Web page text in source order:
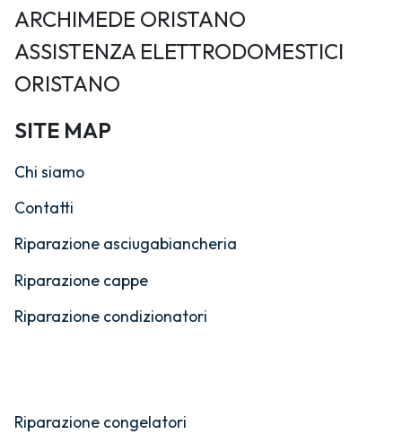
ARCHIMEDE ORISTANO
ASSISTENZA ELETTRODOMESTICI
ORISTANO
SITE MAP
Chi siamo
Contatti
Riparazione asciugabiancheria
Riparazione cappe
Riparazione condizionatori
Riparazione congelatori